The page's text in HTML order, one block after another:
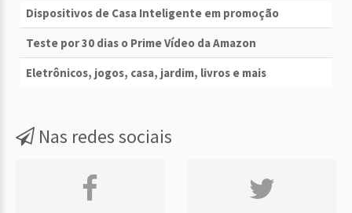
Dispositivos de Casa Inteligente em promoção
Teste por 30 dias o Prime Vídeo da Amazon
Eletrônicos, jogos, casa, jardim, livros e mais
Nas redes sociais